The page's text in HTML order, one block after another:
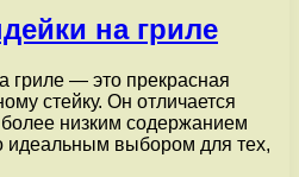
на гриле
гриле — это прекрасная
стейку. Он отличается
низким содержанием
идеальным выбором для тех,